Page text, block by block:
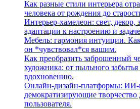
Как разные стили интерьера
человека от рождения до
Интерьер-хамелеон: свет, декор,
адаптации к настроению и
Мебель: гармония интуиции.
он *чувствовал*ся вашим.
Как преобразить заброшенный
художника: от пыльного забытья
вдохновению.
Онлайн-дизайн-платформы:
демократизирующие творчество
пользователя.